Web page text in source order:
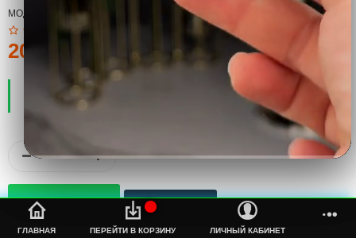
ГЛАВНАЯ
%s
ПЕРЕЙТИ В КОРЗИНУ ЛИЧНЫЙ КАБИНЕТ
МОДЕЛЬ: COOL
200тмт.
ПРОИЗВОДИТЕЛЬ:
НАЛИЧИЕ:
ЕСТЬ В НАЛИЧИИ